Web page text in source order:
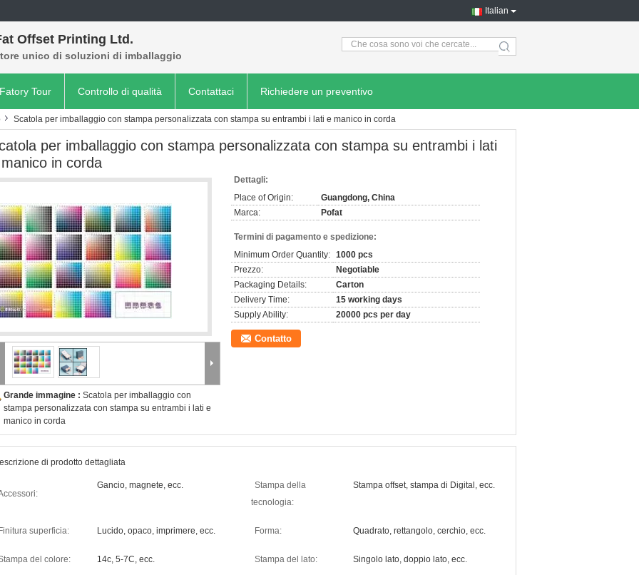
Italian
Offset Printing Ltd.
unico di soluzioni di imballaggio search
Fatory Tour Controllo di qualità Contattaci Richiedere un preventivo
Scatola per imballaggio con stampa personalizzata con stampa su entrambi i lati e manico in corda
per imballaggio con stampa personalizzata con stampa su entrambi i lati
in corda
Grande immagine : Scatola per imballaggio con
stampa personalizzata con stampa su entrambi i lati e
manico in corda
Dettagli:
Place of Origin:
Guangdong, China
Marca:
Pofat
Termini di pagamento e spedizione:
Minimum Order Quantity: 1000 pcs
Prezzo:
Negotiable
Packaging Details:
Carton
Delivery Time:
15 working days
Supply Ability:
20000 pcs per day
Contatto
di prodotto dettagliata
Gancio, magnete, ecc.
Stampa della
tecnologia:
Stampa offset, stampa di Digital, ecc.
Finitura superficia: Lucido, opaco, imprimere, ecc. Forma: Quadrato, rettangolo, cerchio, ecc.
del colore: 14c, 5-7C, ecc. Stampa del lato: Singolo lato, doppio lato, ecc.